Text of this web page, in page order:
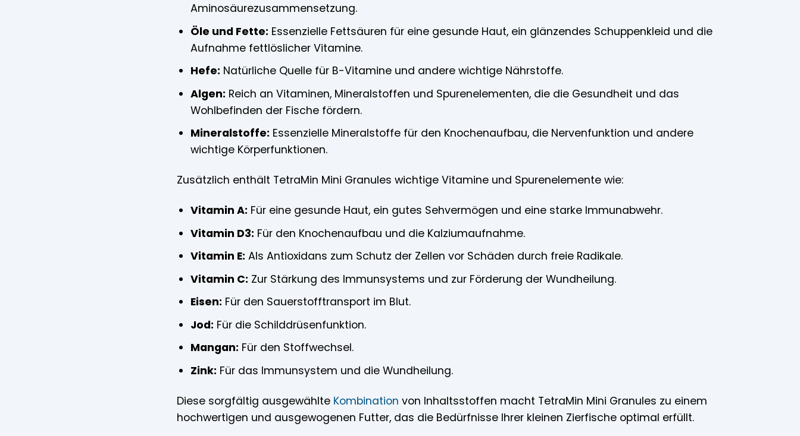
Aminosäurezusammensetzung.
Öle und Fette: Essenzielle Fettsäuren für eine gesunde Haut, ein glänzendes Schuppenkleid und die
Aufnahme fettlöslicher Vitamine.
Hefe: Natürliche Quelle für B-Vitamine und andere wichtige Nährstoffe.
Algen: Reich an Vitaminen, Mineralstoffen und Spurenelementen, die die Gesundheit und das
Wohlbefinden der Fische fördern.
Mineralstoffe: Essenzielle Mineralstoffe für den Knochenaufbau, die Nervenfunktion und andere
wichtige Körperfunktionen.
Zusätzlich enthält TetraMin Mini Granules wichtige Vitamine und Spurenelemente wie:
Vitamin A: Für eine gesunde Haut, ein gutes Sehvermögen und eine starke Immunabwehr.
Vitamin D3: Für den Knochenaufbau und die Kalziumaufnahme.
Vitamin E: Als Antioxidans zum Schutz der Zellen vor Schäden durch freie Radikale.
Vitamin C: Zur Stärkung des Immunsystems und zur Förderung der Wundheilung.
Eisen: Für den Sauerstofftransport im Blut.
Jod: Für die Schilddrüsenfunktion.
Mangan: Für den Stoffwechsel.
Zink: Für das Immunsystem und die Wundheilung.
Diese sorgfältig ausgewählte Kombination von Inhaltsstoffen macht TetraMin Mini Granules zu einem
hochwertigen und ausgewogenen Futter, das die Bedürfnisse Ihrer kleinen Zierfische optimal erfüllt.